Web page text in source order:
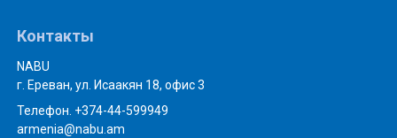
Контакты
NABU
г. Ереван, ул. Исаакян 18, офис 3
Телефон. +374-44-599949
armenia@nabu.am